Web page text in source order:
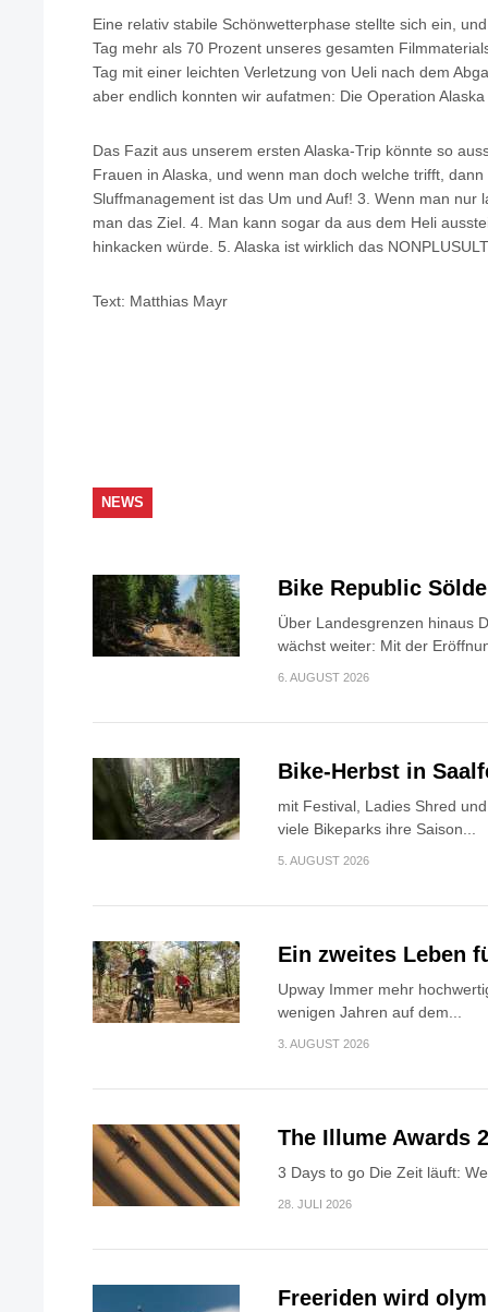
Eine relativ stabile Schönwetterphase stellte sich ein,
Tag mehr als 70 Prozent unseres gesamten
Tag mit einer leichten Verletzung von Ueli nach dem
aber endlich konnten wir aufatmen: Die Operation
Das Fazit aus unserem ersten Alaska-Trip könnte so
Frauen in Alaska, und wenn man doch welche trifft,
Sluffmanagement ist das Um und Auf! 3. Wenn man nur
man das Ziel. 4. Man kann sogar da aus dem Heli
hinkacken würde. 5. Alaska ist wirklich das
Text: Matthias Mayr
NEWS
Bike Republic
Über Landesgrenzen hinaus
wächst weiter: Mit der
6. AUGUST 2026
Bike-Herbst in
mit Festival, Ladies Shred
viele Bikeparks ihre Saison...
5. AUGUST 2026
Ein zweites Leben
Upway Immer mehr
wenigen Jahren auf dem...
3. AUGUST 2026
The Illume Awards
3 Days to go Die Zeit läuft:
28. JULI 2026
Freeriden wird